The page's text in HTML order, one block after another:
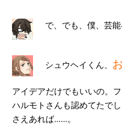
で、でも、僕、芸
シュウヘイくん、
アイデアだけでもいいの。
ハルモトさんも認めてたで
さえあれば……。